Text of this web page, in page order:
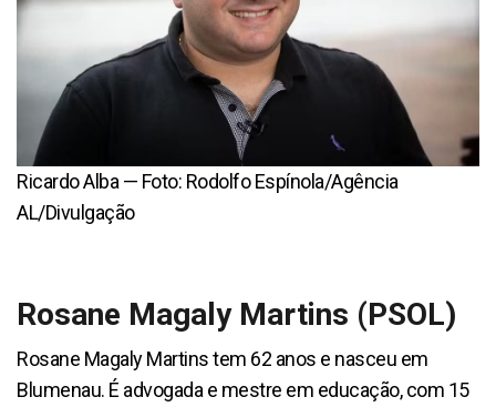
Ricardo Alba — Foto: Rodolfo Espínola/Agência
AL/Divulgação
Rosane Magaly Martins (PSOL)
Rosane Magaly Martins tem 62 anos e nasceu em
Blumenau. É advogada e mestre em educação, com 15